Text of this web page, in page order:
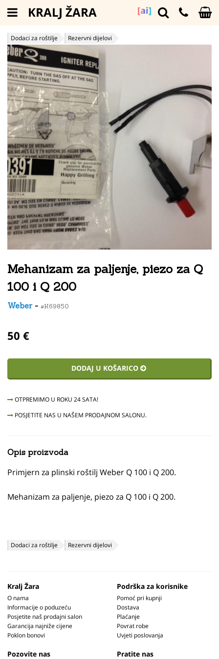
[ai]
KRALJ ŽARA
Dodaci za roštilje Rezervni dijelovi
Mehanizam za paljenje, piezo za Q
100 i Q 200
Weber- #K69850
50 €
DODAJ U KOŠARICO
OTPREMIMO U ROKU 24 SATA!
POSJETITE NAS U NAŠEM PRODAJNOM SALONU.
Opis proizvoda
Primjern za plinski roštilj Weber Q 100 i Q 200.
Mehanizam za paljenje, piezo za Q 100 i Q 200.
Dodaci za roštilje Rezervni dijelovi
Kralj Žara
O nama
Informacije o poduzeću
Posjetite naš prodajni salon
Garancija najniže cijene
Poklon bonovi
Podrška za korisnike
Pomoć pri kupnji
Dostava
Plaćanje
Povrat robe
Uvjeti poslovanja
Pozovite nas Pratite nas